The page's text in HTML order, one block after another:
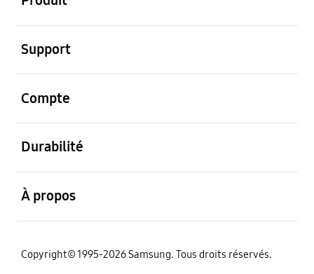
Support
Compte
Durabilité
À propos
Copyright© 1995-2026 Samsung. Tous droits réservés.